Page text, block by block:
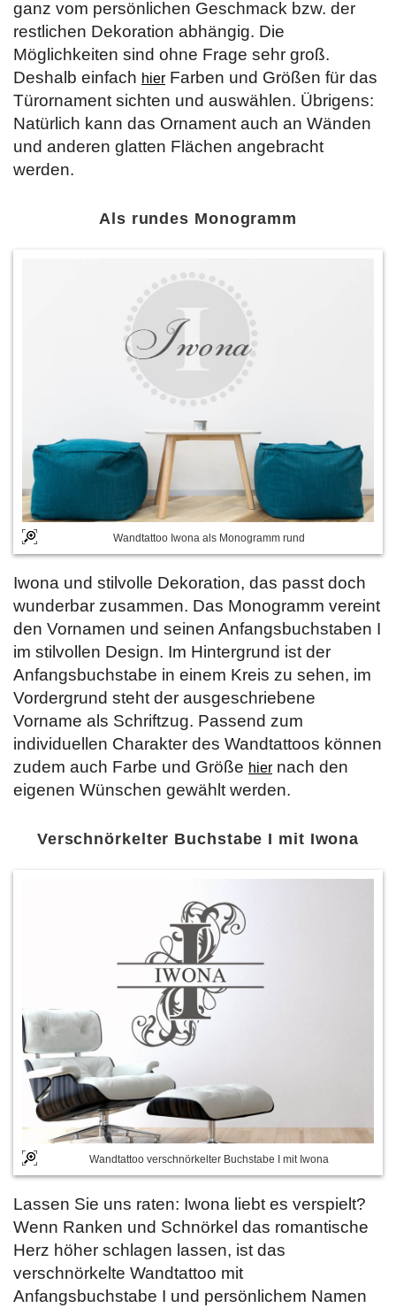
ganz vom persönlichen Geschmack bzw. der
restlichen Dekoration abhängig. Die
Möglichkeiten sind ohne Frage sehr groß.
Deshalb einfach hier Farben und Größen für das
Türornament sichten und auswählen. Übrigens:
Natürlich kann das Ornament auch an Wänden
und anderen glatten Flächen angebracht
werden.
Als rundes Monogramm
Wandtattoo Iwona als Monogramm rund
Iwona und stilvolle Dekoration, das passt doch
wunderbar zusammen. Das Monogramm vereint
den Vornamen und seinen Anfangsbuchstaben I
im stilvollen Design. Im Hintergrund ist der
Anfangsbuchstabe in einem Kreis zu sehen, im
Vordergrund steht der ausgeschriebene
Vorname als Schriftzug. Passend zum
individuellen Charakter des Wandtattoos können
zudem auch Farbe und Größe hier nach den
eigenen Wünschen gewählt werden.
Verschnörkelter Buchstabe I mit Iwona
Wandtattoo verschnörkelter Buchstabe I mit Iwona
Lassen Sie uns raten: Iwona liebt es verspielt?
Wenn Ranken und Schnörkel das romantische
Herz höher schlagen lassen, ist das
verschnörkelte Wandtattoo mit
Anfangsbuchstabe I und persönlichem Namen